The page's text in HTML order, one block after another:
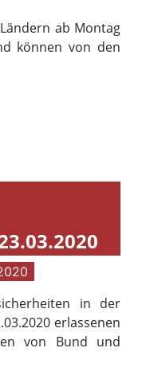
ab Montag
können von den
in der
erlassenen
von Bund und